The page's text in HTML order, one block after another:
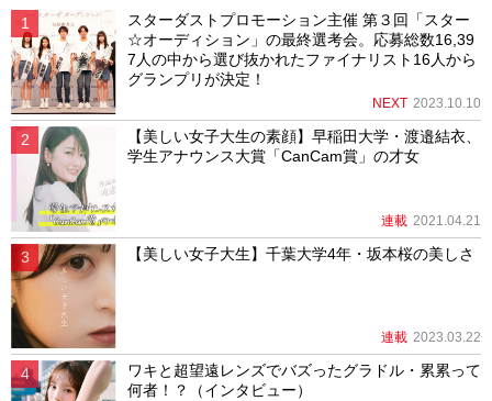
スターダストプロモーション主催 第３回「スター
☆オーディション」の最終選考会。応募総数16,39
7人の中から選び抜かれたファイナリスト16人から
グランプリが決定！
NEXT 2023.10.10
【美しい女子大生の素顔】早稲田大学・渡邉結衣、
学生アナウンス大賞「CanCam賞」の才女
連載 2021.04.21
【美しい女子大生】千葉大学4年・坂本桜の美しさ
連載 2023.03.22
ワキと超望遠レンズでバズったグラドル・累累って
何者！？（インタビュー）